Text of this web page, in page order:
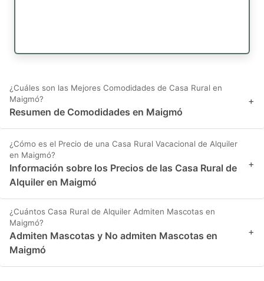
¿Cuáles son las Mejores Comodidades de Casa Rural en
Maigmó?
Resumen de Comodidades en Maigmó
+
¿Cómo es el Precio de una Casa Rural Vacacional de Alquiler
en Maigmó?
Información sobre los Precios de las Casa Rural de
Alquiler en Maigmó
+
¿Cuántos Casa Rural de Alquiler Admiten Mascotas en
Maigmó?
Admiten Mascotas y No admiten Mascotas en
Maigmó
+